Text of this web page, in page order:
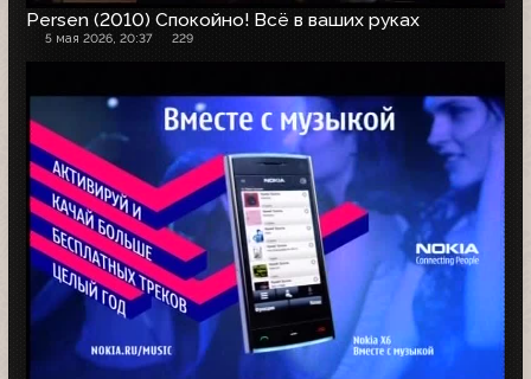
Persen (2010) Спокойно! Всё в ваших руках
5 мая 2026, 20:37 229